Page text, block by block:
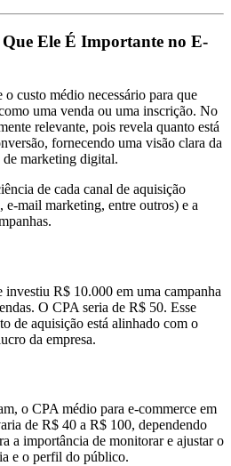
Que Ele É Importante no E-
custo médio necessário para que
uma venda ou uma inscrição. No
relevante, pois revela quanto está
fornecendo uma visão clara da
de marketing digital.
de cada canal de aquisição
mail marketing, entre outros) e a
R$ 10.000 em uma campanha
O CPA seria de R$ 50. Esse
de aquisição está alinhado com o
da empresa.
o CPA médio para e-commerce em
de R$ 40 a R$ 100, dependendo
a importância de monitorar e ajustar o
e o perfil do público.